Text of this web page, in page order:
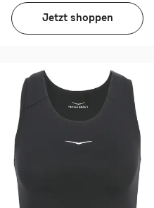
Jetzt shoppen